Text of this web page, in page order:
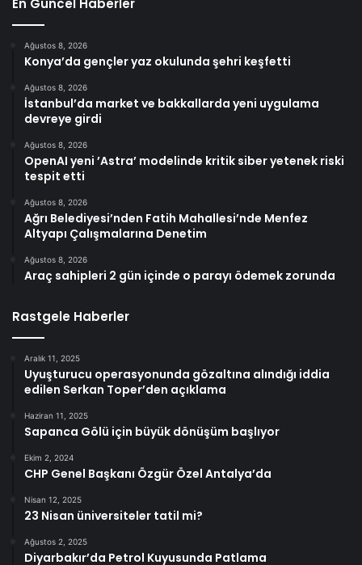
En Güncel Haberler
Ağustos 8, 2026
Konya’da gençler yaz okulunda şehri keşfetti
Ağustos 8, 2026
İstanbul’da market ve bakkallarda yeni uygulama
devreye girdi
Ağustos 8, 2026
OpenAI yeni ’Astra’ modelinde kritik siber yetenek riski
tespit etti
Ağustos 8, 2026
Ağrı Belediyesi’nden Fatih Mahallesi’nde Menfez
Altyapı Çalışmalarına Denetim
Ağustos 8, 2026
Araç sahipleri 2 gün içinde o parayı ödemek zorunda
Rastgele Haberler
Aralık 11, 2025
Uyuşturucu operasyonunda gözaltına alındığı iddia
edilen Serkan Toper’den açıklama
Haziran 11, 2025
Sapanca Gölü için büyük dönüşüm başlıyor
Ekim 2, 2024
CHP Genel Başkanı Özgür Özel Antalya’da
Nisan 12, 2025
23 Nisan üniversiteler tatil mi?
Ağustos 2, 2025
Diyarbakır’da Petrol Kuyusunda Patlama